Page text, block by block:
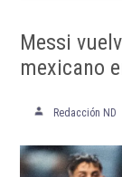
Messi
mexicano
Redacción ND